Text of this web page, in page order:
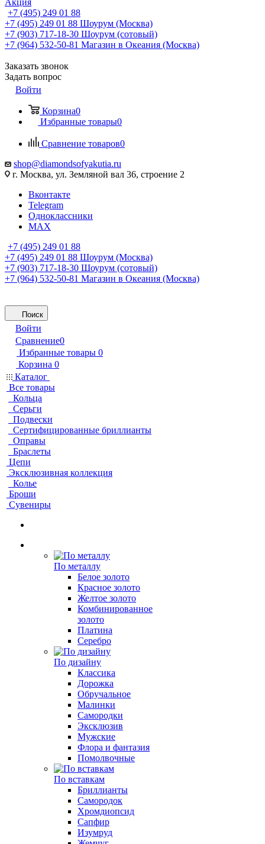
Акция
+7 (495) 249 01 88
+7 (495) 249 01 88 Шоурум (Москва)
+7 (903) 717-18-30 Шоурум (сотовый)
+7 (964) 532-50-81 Магазин в Океания (Москва)
Заказать звонок
Задать вопрос
Войти
Корзина0
Избранные товары0
Сравнение товаров0
shop@diamondsofyakutia.ru
г. Москва, ул. Земляной вал 36, строение 2
Вконтакте
Telegram
Одноклассники
MAX
+7 (495) 249 01 88
+7 (495) 249 01 88 Шоурум (Москва)
+7 (903) 717-18-30 Шоурум (сотовый)
+7 (964) 532-50-81 Магазин в Океания (Москва)
Поиск
Войти
Сравнение0
Избранные товары 0
Корзина 0
Каталог
Все товары
Кольца
Серьги
Подвески
Сертифицированные бриллианты
Оправы
Браслеты
Цепи
Эксклюзивная коллекция
Колье
Броши
Сувениры
По металлу
Белое золото
Красное золото
Желтое золото
Комбинированное
золото
Платина
Серебро
По дизайну
Классика
Дорожка
Обручальное
Малинки
Самородки
Эксклюзив
Мужские
Флора и фантазия
Помолвочные
По вставкам
Бриллианты
Самородок
Хромдиопсид
Сапфир
Изумруд